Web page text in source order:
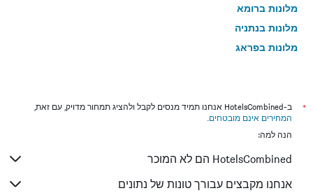
מלונות ברומא
מלונות בנתניה
מלונות בפראג
מלונות בניו יורק
מלונות בבנגקוק
מלונות בבוקרשט
מלונות בפאפוס
*
ב-HotelsCombined אנחנו תמיד מנסים לקבל ולהציג תמחור מדויק, עם זאת,
המחירים אינם מובטחים.
הנה למה:
HotelsCombined הם לא המוכר
אנחנו מקבצים עבורך טונות של נתונים